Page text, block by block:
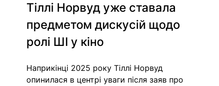
Тіллі Норвуд уже ставала
предметом дискусій щодо
ролі ШІ у кіно
Наприкінці 2025 року Тіллі Норвуд
опинилася в центрі уваги після заяв про